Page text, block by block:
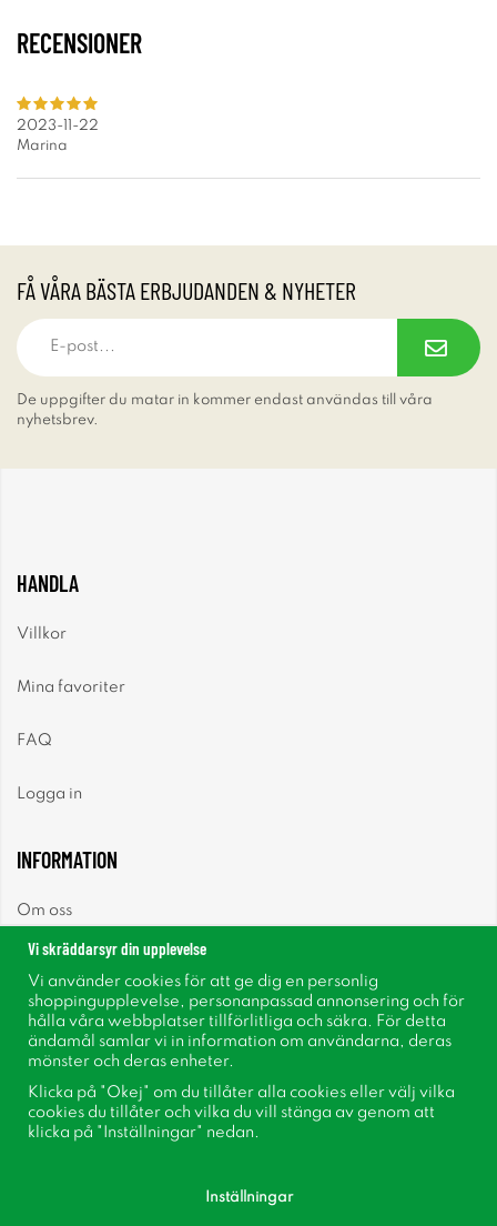
RECENSIONER
2023-11-22
Marina
FÅ VÅRA BÄSTA ERBJUDANDEN & NYHETER
De uppgifter du matar in kommer endast användas till våra
nyhetsbrev.
HANDLA
Villkor
Mina favoriter
FAQ
Logga in
INFORMATION
Om oss
Nyhetsbrev
Om cookies
Inspiration
Vi skräddarsyr din upplevelse
Vi använder cookies för att ge dig en personlig
shoppingupplevelse, personanpassad annonsering och för
hålla våra webbplatser tillförlitliga och säkra. För detta
ändamål samlar vi in information om användarna, deras
mönster och deras enheter.
Klicka på "Okej" om du tillåter alla cookies eller välj vilka
cookies du tillåter och vilka du vill stänga av genom att
klicka på "Inställningar" nedan.
Inställningar